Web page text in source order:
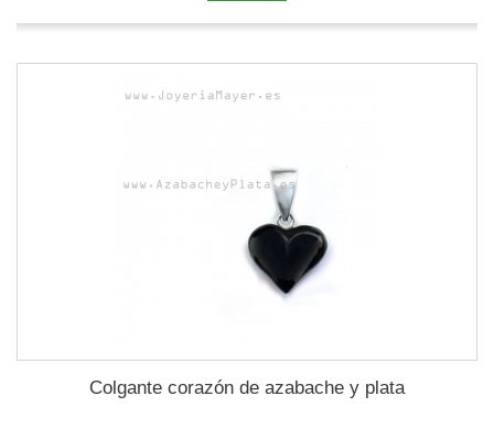
Colgante corazón de azabache y plata